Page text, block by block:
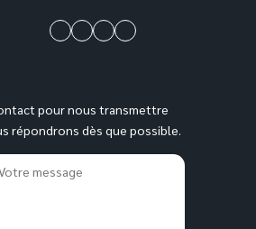
pour nous transmettre
répondrons dès que possible.